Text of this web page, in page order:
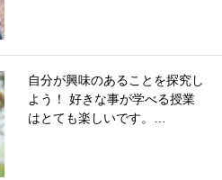
自分が興味のあることを探究し
よう！ 好きな事が学べる授業
はとても楽しいです。…